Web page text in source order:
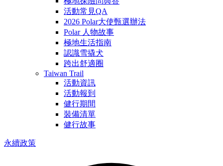
活動常見QA
2026 Polar大使甄選辦法
Polar 人物故事
極地生活指南
認識雪撬犬
跨出舒適圈
Taiwan Trail
活動資訊
活動報到
健行期間
裝備清單
健行故事
永續政策